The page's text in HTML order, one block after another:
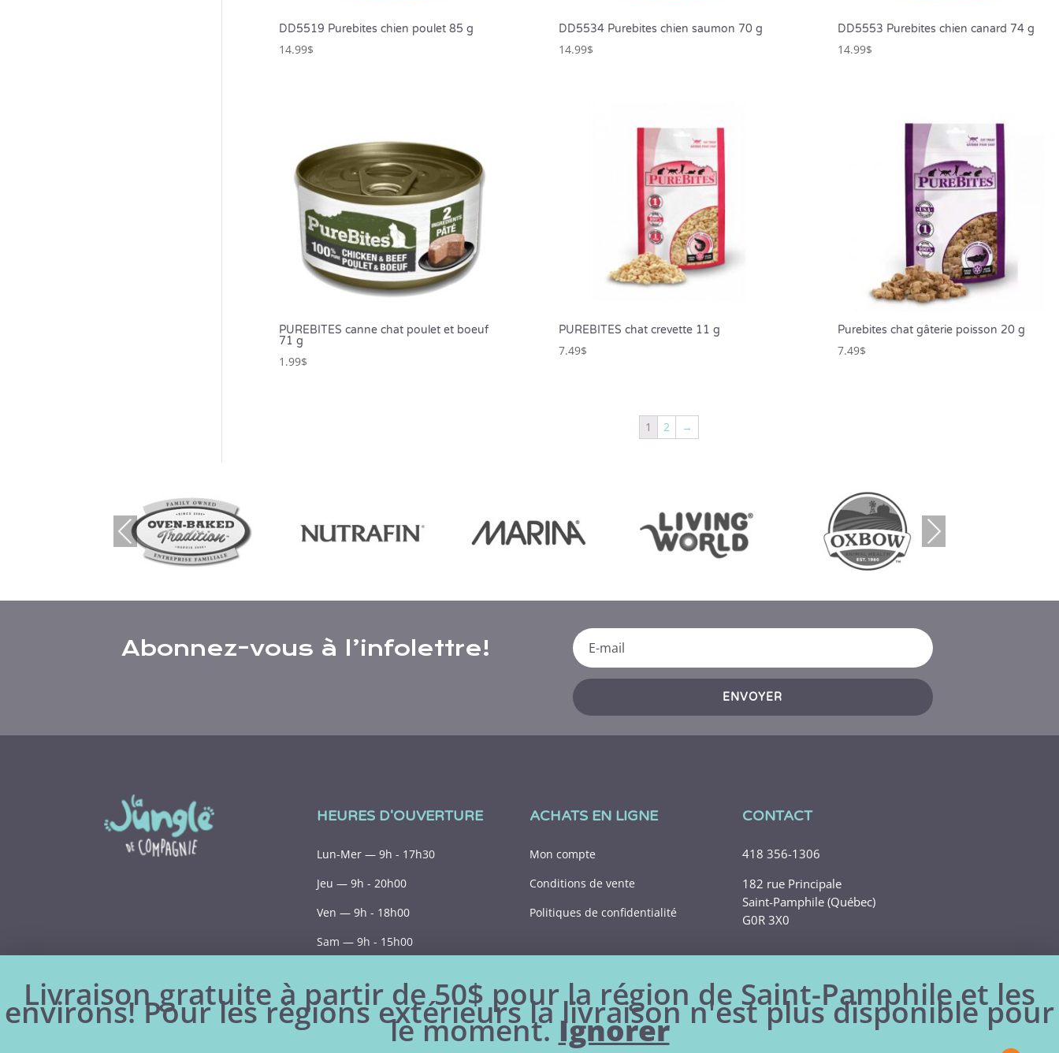
DD5519 Purebites chien poulet 85 g
14.99$
DD5534 Purebites chien saumon 70 g
14.99$
DD5553 Purebites chien canard 74 g
14.99$
PUREBITES canne chat poulet et boeuf
71 g
1.99$
PUREBITES chat crevette 11 g
7.49$
Purebites chat gâterie poisson 20 g
7.49$
1 2 →
Previous Next
Abonnez-vous à l’infolettre!
ENVOYER
HEURES D'OUVERTURE
Lun-Mer — 9h - 17h30
Jeu — 9h - 20h00
Ven — 9h - 18h00
Sam — 9h - 15h00
ACHATS EN LIGNE
Mon compte
Conditions de vente
Politiques de confidentialité
CONTACT
418 356-1306
182 rue Principale
Saint-Pamphile (Québec)
G0R 3X0
Livraison gratuite à partir de 50$ pour la région de Saint-Pamphile et les
environs! Pour les régions extérieurs la livraison n'est plus disponible pour
le moment. Ignorer